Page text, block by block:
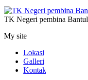
TK Negeri pembina Bantul
My site
Lokasi
Galleri
Kontak